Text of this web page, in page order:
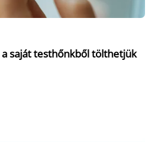
saját testhőnkből tölthetjük